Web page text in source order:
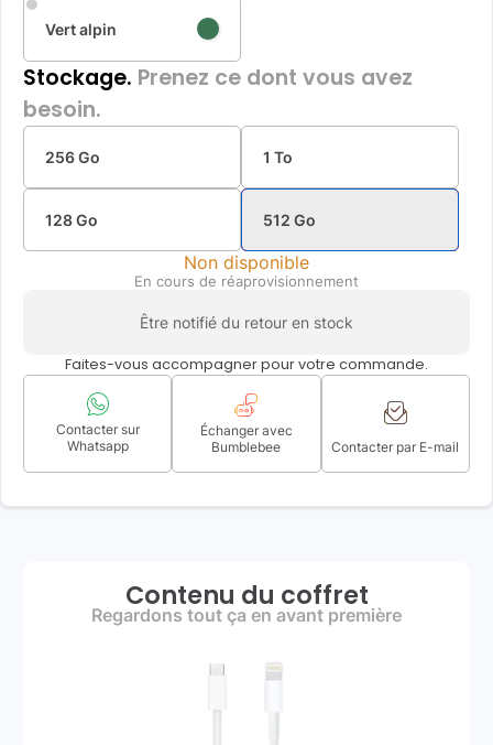
Vert alpin
Stockage. Prenez ce dont vous avez
besoin.
256 Go 1 To
128 Go 512 Go
Non disponible
En cours de réaprovisionnement
Être notifié du retour en stock
Faites-vous accompagner pour votre commande.
Contacter sur
Whatsapp
Échanger avec
Bumblebee
Contacter par E-mail
Contenu du coffret
Regardons tout ça en avant première